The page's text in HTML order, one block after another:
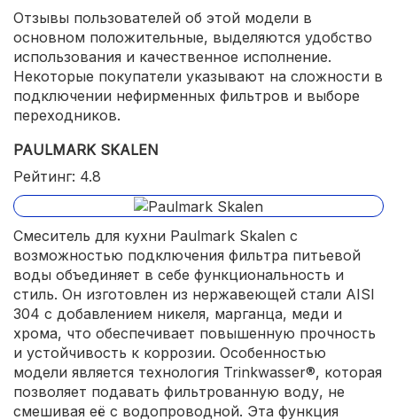
Отзывы пользователей об этой модели в
основном положительные, выделяются удобство
использования и качественное исполнение.
Некоторые покупатели указывают на сложности в
подключении нефирменных фильтров и выборе
переходников.
PAULMARK SKALEN
Рейтинг: 4.8
Смеситель для кухни Paulmark Skalen с
возможностью подключения фильтра питьевой
воды объединяет в себе функциональность и
стиль. Он изготовлен из нержавеющей стали AISI
304 с добавлением никеля, марганца, меди и
хрома, что обеспечивает повышенную прочность
и устойчивость к коррозии. Особенностью
модели является технология Trinkwasser®, которая
позволяет подавать фильтрованную воду, не
смешивая её с водопроводной. Эта функция